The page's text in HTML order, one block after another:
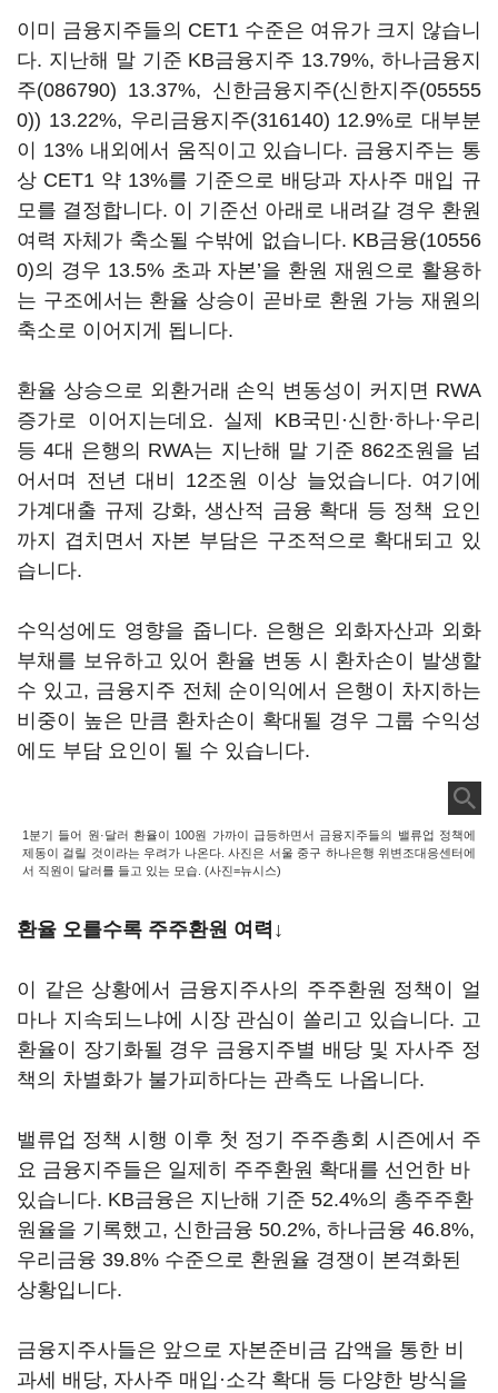
이미 금융지주들의 CET1 수준은 여유가 크지 않습니
다. 지난해 말 기준 KB금융지주 13.79%, 하나금융지
주(086790) 13.37%, 신한금융지주(신한지주(05555
0)) 13.22%, 우리금융지주(316140) 12.9%로 대부분
이 13% 내외에서 움직이고 있습니다. 금융지주는 통
상 CET1 약 13%를 기준으로 배당과 자사주 매입 규
모를 결정합니다. 이 기준선 아래로 내려갈 경우 환원
여력 자체가 축소될 수밖에 없습니다. KB금융(10556
0)의 경우 13.5% 초과 자본’을 환원 재원으로 활용하
는 구조에서는 환율 상승이 곧바로 환원 가능 재원의
축소로 이어지게 됩니다.
환율 상승으로 외환거래 손익 변동성이 커지면 RWA
증가로 이어지는데요. 실제 KB국민·신한·하나·우리
등 4대 은행의 RWA는 지난해 말 기준 862조원을 넘
어서며 전년 대비 12조원 이상 늘었습니다. 여기에
가계대출 규제 강화, 생산적 금융 확대 등 정책 요인
까지 겹치면서 자본 부담은 구조적으로 확대되고 있
습니다.
수익성에도 영향을 줍니다. 은행은 외화자산과 외화
부채를 보유하고 있어 환율 변동 시 환차손이 발생할
수 있고, 금융지주 전체 순이익에서 은행이 차지하는
비중이 높은 만큼 환차손이 확대될 경우 그룹 수익성
에도 부담 요인이 될 수 있습니다.
1분기 들어 원·달러 환율이 100원 가까이 급등하면서 금융지주들의 밸류업 정책에
제동이 걸릴 것이라는 우려가 나온다. 사진은 서울 중구 하나은행 위변조대응센터에
서 직원이 달러를 들고 있는 모습. (사진=뉴시스)
환율 오를수록 주주환원 여력↓
이 같은 상황에서 금융지주사의 주주환원 정책이 얼
마나 지속되느냐에 시장 관심이 쏠리고 있습니다. 고
환율이 장기화될 경우 금융지주별 배당 및 자사주 정
책의 차별화가 불가피하다는 관측도 나옵니다.
밸류업 정책 시행 이후 첫 정기 주주총회 시즌에서 주
요 금융지주들은 일제히 주주환원 확대를 선언한 바
있습니다. KB금융은 지난해 기준 52.4%의 총주주환
원율을 기록했고, 신한금융 50.2%, 하나금융 46.8%,
우리금융 39.8% 수준으로 환원율 경쟁이 본격화된
상황입니다.
금융지주사들은 앞으로 자본준비금 감액을 통한 비
과세 배당, 자사주 매입·소각 확대 등 다양한 방식을